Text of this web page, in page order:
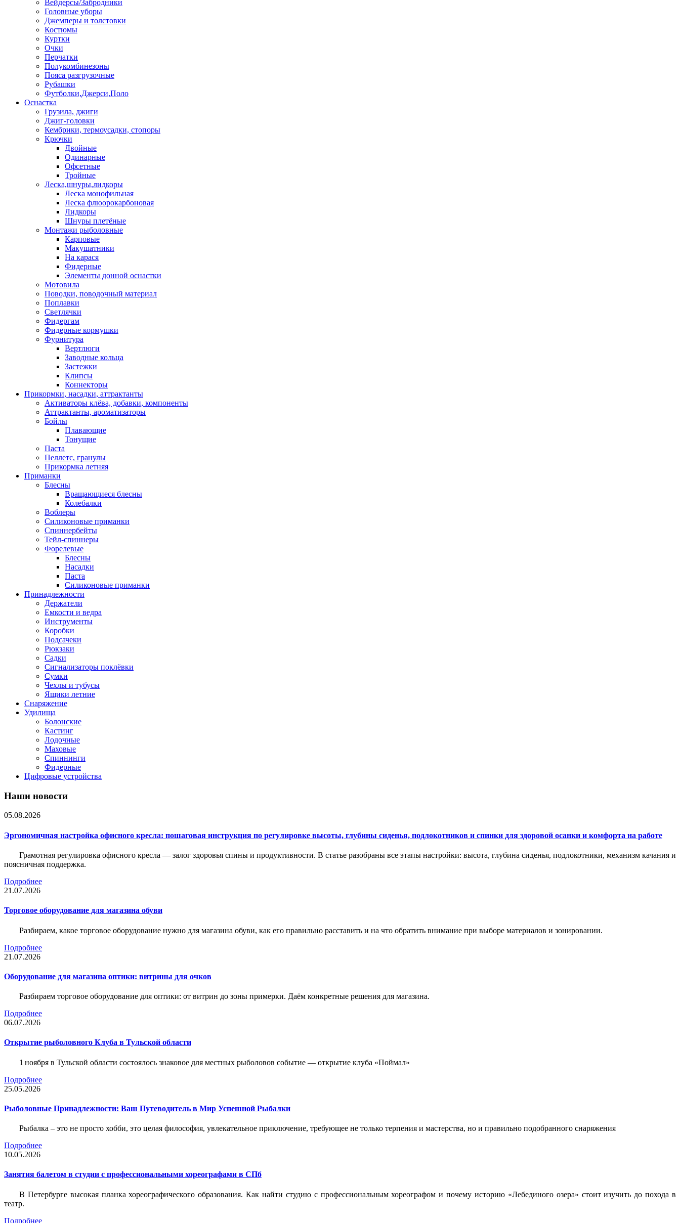
Вейдерсы/Забродники
Головные уборы
Джемперы и толстовки
Костюмы
Куртки
Очки
Перчатки
Полукомбинезоны
Пояса разгрузочные
Рубашки
Футболки,Джерси,Поло
Оснастка
Грузила, джиги
Джиг-головки
Кембрики, термоусадки, стопоры
Крючки
Двойные
Одинарные
Офсетные
Тройные
Леска,шнуры,лидкоры
Леска монофильная
Леска флюорокарбоновая
Лидкоры
Шнуры плетёные
Монтажи рыболовные
Карповые
Макушатники
На карася
Фидерные
Элементы донной оснастки
Мотовила
Поводки, поводочный материал
Поплавки
Светлячки
Фидергам
Фидерные кормушки
Фурнитура
Вертлюги
Заводные кольца
Застежки
Клипсы
Коннекторы
Прикормки, насадки, аттрактанты
Активаторы клёва, добавки, компоненты
Аттрактанты, ароматизаторы
Бойлы
Плавающие
Тонущие
Паста
Пеллетс, гранулы
Прикормка летняя
Приманки
Блесны
Вращающиеся блесны
Колебалки
Воблеры
Силиконовые приманки
Спиннербейты
Тейл-спиннеры
Форелевые
Блесны
Насадки
Паста
Силиконовые приманки
Принадлежности
Держатели
Емкости и ведра
Инструменты
Коробки
Подсачеки
Рюкзаки
Садки
Сигнализаторы поклёвки
Сумки
Чехлы и тубусы
Ящики летние
Снаряжение
Удилища
Болонские
Кастинг
Лодочные
Маховые
Спиннинги
Фидерные
Цифровые устройства
Наши новости
05.08.2026
Эргономичная настройка офисного кресла: пошаговая инструкция по регулировке высоты, глубины сиденья, подлокотников и спинки для здоровой осанки и комфорта на работе
Грамотная регулировка офисного кресла — залог здоровья спины и продуктивности. В статье разобраны все этапы настройки: высота, глубина сиденья, подлокотники, механизм качания и
поясничная поддержка.
Подробнее
21.07.2026
Торговое оборудование для магазина обуви
Разбираем, какое торговое оборудование нужно для магазина обуви, как его правильно расставить и на что обратить внимание при выборе материалов и зонировании.
Подробнее
21.07.2026
Оборудование для магазина оптики: витрины для очков
Разбираем торговое оборудование для оптики: от витрин до зоны примерки. Даём конкретные решения для магазина.
Подробнее
06.07.2026
Открытие рыболовного Клуба в Тульской области
1 ноября в Тульской области состоялось знаковое для местных рыболовов событие — открытие клуба «Поймал»
Подробнее
25.05.2026
Рыболовные Принадлежности: Ваш Путеводитель в Мир Успешной Рыбалки
Рыбалка – это не просто хобби, это целая философия, увлекательное приключение, требующее не только терпения и мастерства, но и правильно подобранного снаряжения
Подробнее
10.05.2026
Занятия балетом в студии с профессиональными хореографами в СПб
В Петербурге высокая планка хореографического образования. Как найти студию с профессиональным хореографом и почему историю «Лебединого озера» стоит изучить до похода в
театр.
Подробнее